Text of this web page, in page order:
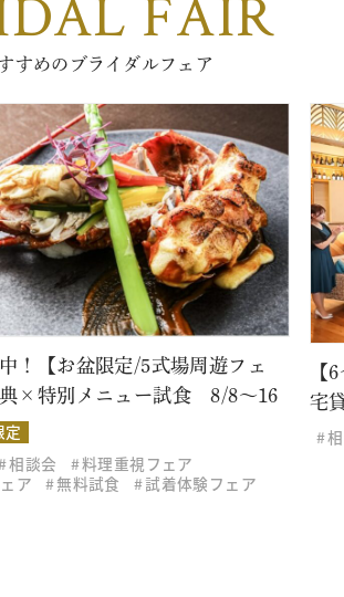
FAIR
すめのブライダルフェア
！【お盆限定/5式場周遊フェ
典×特別メニュー試食 8/8～16
定
相談会
料理重視フェア
ア
無料試食 試着体験フェア
【
宅